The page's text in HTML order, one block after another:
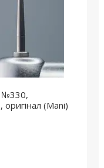
№330,
(Mani)